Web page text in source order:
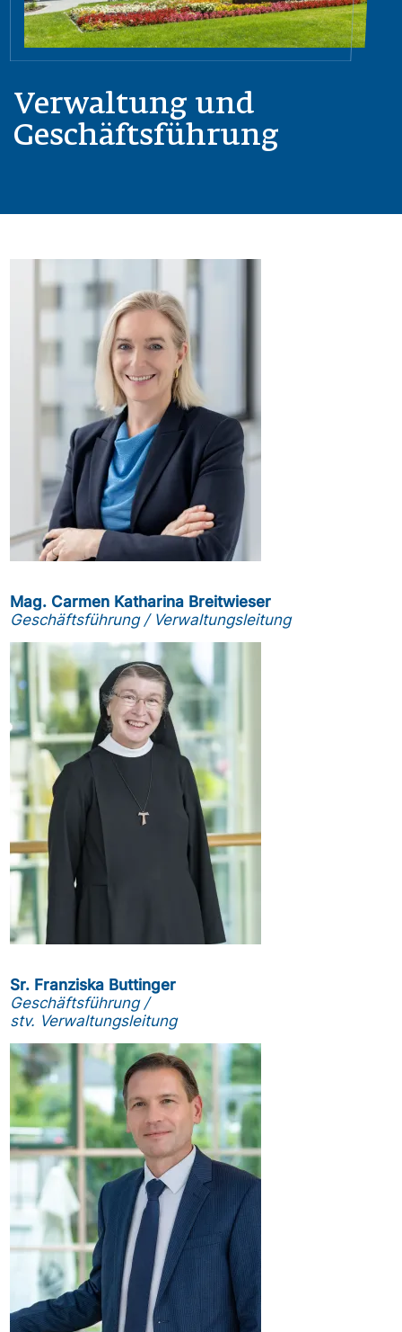
Verwaltung und
Geschäftsführung
Mag. Carmen Katharina Breitwieser
Geschäftsführung / Verwaltungsleitung
Obrázek
Sr. Franziska Buttinger
Geschäftsführung /
stv. Verwaltungsleitung
Obrázek